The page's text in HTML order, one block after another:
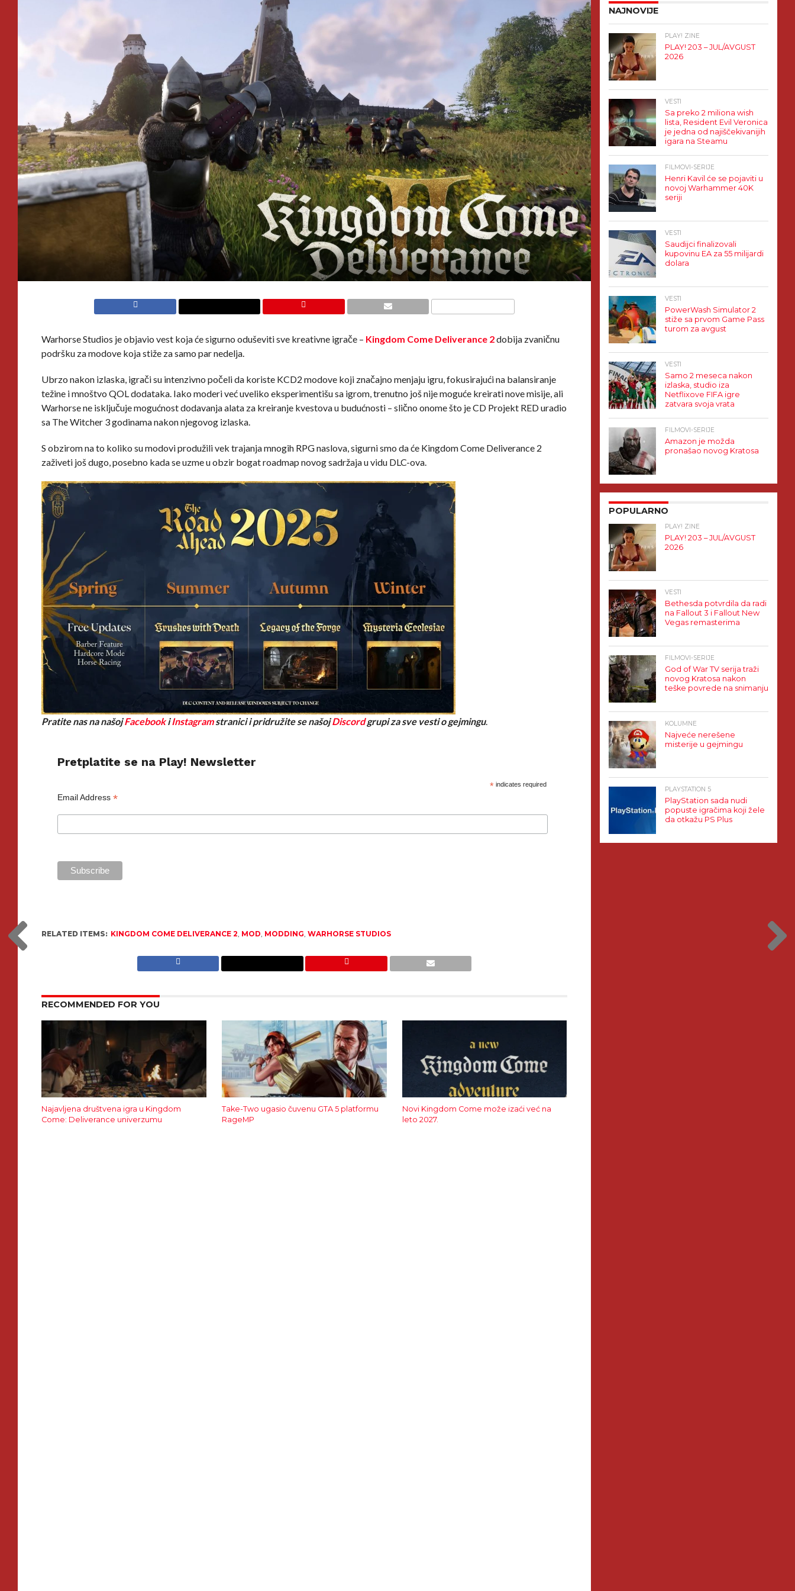
Warhorse Studios je objavio vest koja će sigurno oduševiti sve kreativne igrače – Kingdom Come Deliverance 2dobija zvaničnu
podršku za modove koja stiže za samo par nedelja.
Ubrzo nakon izlaska, igrači su intenzivno počeli da koriste KCD2 modove koji značajno menjaju igru, fokusirajući na balansiranje
težine i mnoštvo QOL dodataka. Iako moderi već uveliko eksperimentišu sa igrom, trenutno još nije moguće kreirati nove misije, ali
Warhorse ne isključuje mogućnost dodavanja alata za kreiranje kvestova u budućnosti – slično onome što je CD Projekt RED uradio
sa The Witcher 3 godinama nakon njegovog izlaska.
S obzirom na to koliko su modovi produžili vek trajanja mnogih RPG naslova, sigurni smo da će Kingdom Come Deliverance 2
zaživeti još dugo, posebno kada se uzme u obzir bogat roadmap novog sadržaja u vidu DLC-ova.
Pratite nas na našojFacebookiInstagramstranici i pridružite se našojDiscordgrupi za sve vesti o gejmingu.
Pretplatite se na Play! Newsletter
* indicates required
Email Address*
RELATED ITEMS: KINGDOM COME DELIVERANCE 2 MOD MODDING ,WARHORSE STUDIOS
RECOMMENDED FOR YOU
Najavljena društvena igra u Kingdom
Come: Deliverance univerzumu
Take-Two ugasio čuvenu GTA 5 platformu
RageMP
Novi Kingdom Come može izaći već na
leto 2027.
NAJNOVIJE
PLAY! ZINE
PLAY! 203 – JUL/AVGUST
2026
VESTI
Sa preko 2 miliona wish
lista, Resident Evil Veronica
je jedna od najiščekivanijih
igara na Steamu
FILMOVI-SERIJE
Henri Kavil će se pojaviti u
novoj Warhammer 40K
seriji
VESTI
Saudijci finalizovali
kupovinu EA za 55 milijardi
dolara
VESTI
PowerWash Simulator 2
stiže sa prvom Game Pass
turom za avgust
VESTI
Samo 2 meseca nakon
izlaska, studio iza
Netflixove FIFA igre
zatvara svoja vrata
FILMOVI-SERIJE
Amazon je možda
pronašao novog Kratosa
POPULARNO
PLAY! ZINE
PLAY! 203 – JUL/AVGUST
2026
VESTI
Bethesda potvrdila da radi
na Fallout 3 i Fallout New
Vegas remasterima
FILMOVI-SERIJE
God of War TV serija traži
novog Kratosa nakon
teške povrede na snimanju
KOLUMNE
Najveće nerešene
misterije u gejmingu
PLAYSTATION 5
PlayStation sada nudi
popuste igračima koji žele
da otkažu PS Plus